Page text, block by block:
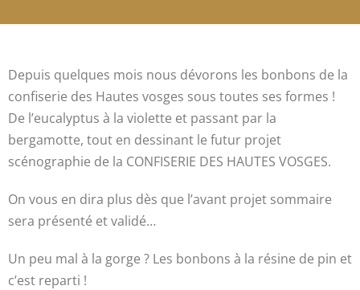
Depuis quelques mois nous dévorons les bonbons de la
confiserie des Hautes vosges sous toutes ses formes !
De l’eucalyptus à la violette et passant par la
bergamotte, tout en dessinant le futur projet
scénographie de la CONFISERIE DES HAUTES VOSGES.
On vous en dira plus dès que l’avant projet sommaire
sera présenté et validé…
Un peu mal à la gorge ? Les bonbons à la résine de pin et
c’est reparti !